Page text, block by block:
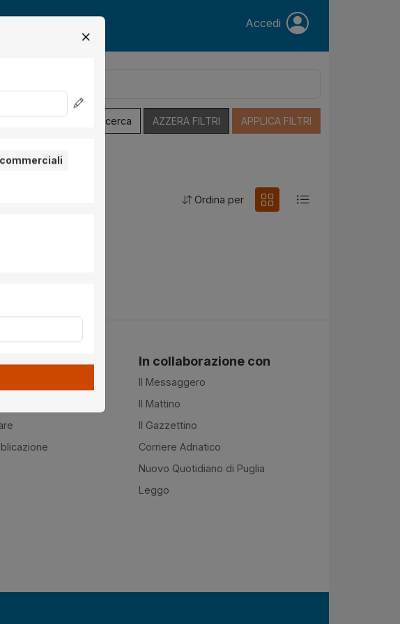
Accedi
Salva Ricerca AZZERA FILTRI APPLICA FILTRI
Ordina per
In collaborazione con
Il Messaggero
Il Mattino
Il Gazzettino
Corriere Adriatico
Nuovo Quotidiano di Puglia
Leggo